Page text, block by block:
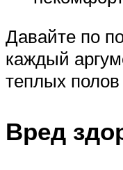
Давайте по
каждый
теплых
Вред